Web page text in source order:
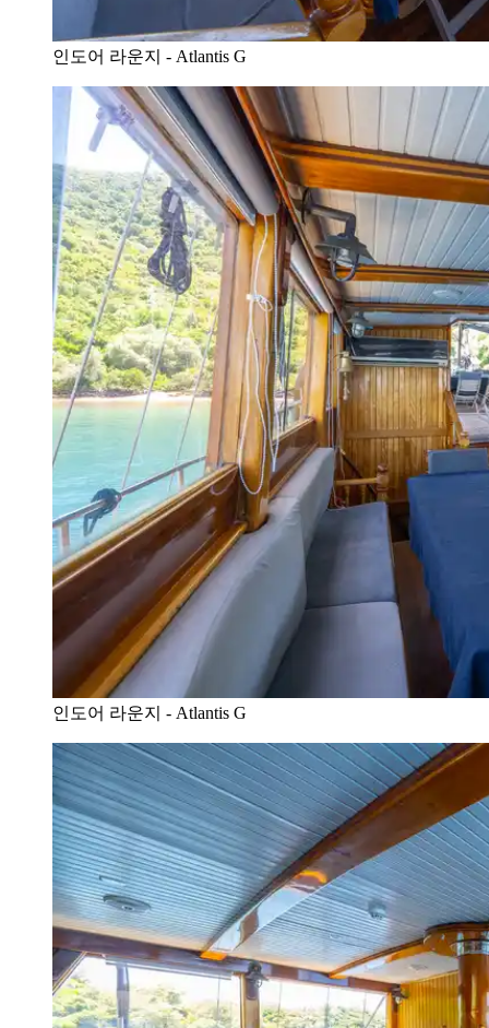
인도어 라운지 - Atlantis G
인도어 라운지 - Atlantis G